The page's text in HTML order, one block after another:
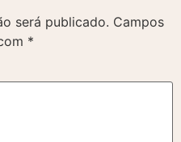
será publicado. Campos
*